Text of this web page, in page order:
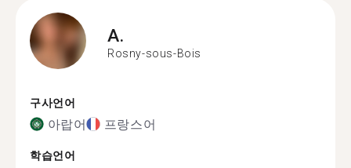
A.
Rosny-sous-Bois
구사언어
아랍어 프랑스어
학습언어